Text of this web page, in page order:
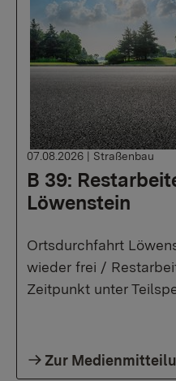
B 39:
Löwenstein
07.08.2026 | Straßenbau
Ortsdurchfahrt
wieder frei /
Zeitpunkt unter
Zur